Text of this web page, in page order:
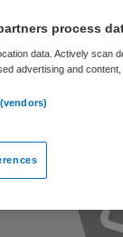
process
data. Actively scan
advertising and